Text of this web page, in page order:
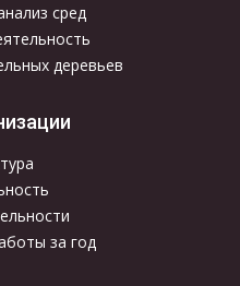
сред
деревьев
за год